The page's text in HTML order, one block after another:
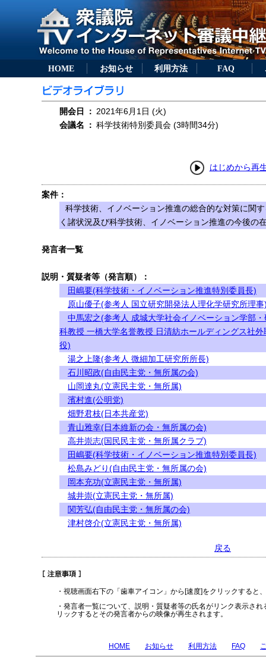
HOME お知らせ 利用方法 FAQ
開会日 ： 2021年6月1日 (火)
会議名
： 科学技術特別委員会 (3時間34分)
はじめから再
案件：
科学技術、イノベーション推進の総合的な対策に関
く諸状況及び科学技術、イノベーション推進の今後の
発言者一覧
説明・質疑者等（発言順）：
田嶋要(科学技術・イノベーション推進特別委員長)
原山優子(参考人 国立研究開発法人理化学研究所理事
中馬宏之(参考人 成城大学社会イノベーション学部・
科教授 一橋大学名誉教授 日清紡ホールディングス社外
役)
湯之上隆(参考人 微細加工研究所所長)
石川昭政(自由民主党・無所属の会)
山岡達丸(立憲民主党・無所属)
濱村進(公明党)
畑野君枝(日本共産党)
青山雅幸(日本維新の会・無所属の会)
高井崇志(国民民主党・無所属クラブ)
田嶋要(科学技術・イノベーション推進特別委員長)
松島みどり(自由民主党・無所属の会)
岡本充功(立憲民主党・無所属)
城井崇(立憲民主党・無所属)
関芳弘(自由民主党・無所属の会)
津村啓介(立憲民主党・無所属)
戻る
・視聴画面右下の「歯車アイコン」から[速度]をクリックすると
・発言者一覧について、説明・質疑者等の氏名がリンク表示さ
リックするとその発言者からの映像が再生されます。
HOME お知らせ 利用方法 FAQ